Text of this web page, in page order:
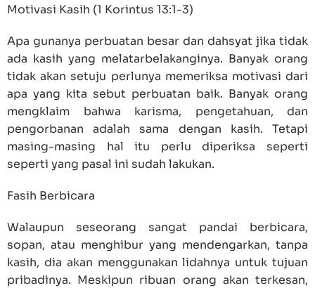
Motivasi Kasih (1 Korintus 13:1-3)
Apa gunanya perbuatan besar dan dahsyat jika tidak
ada kasih yang melatarbelakanginya. Banyak orang
tidak akan setuju perlunya memeriksa motivasi dari
apa yang kita sebut perbuatan baik. Banyak orang
mengklaim bahwa karisma, pengetahuan, dan
pengorbanan adalah sama dengan kasih. Tetapi
masing-masing hal itu perlu diperiksa seperti
seperti yang pasal ini sudah lakukan.
Fasih Berbicara
Walaupun seseorang sangat pandai berbicara,
sopan, atau menghibur yang mendengarkan, tanpa
kasih, dia akan menggunakan lidahnya untuk tujuan
pribadinya. Meskipun ribuan orang akan terkesan,